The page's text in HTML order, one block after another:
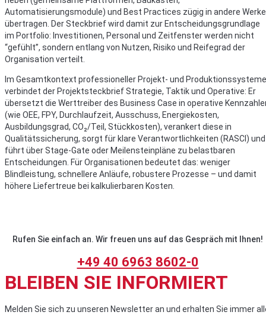
Automatisierungsmodule) und Best Practices zügig in andere Werke
übertragen. Der Steckbrief wird damit zur Entscheidungsgrundlage
im Portfolio: Investitionen, Personal und Zeitfenster werden nicht
“gefühlt”, sondern entlang von Nutzen, Risiko und Reifegrad der
Organisation verteilt.
Im Gesamtkontext professioneller Projekt- und Produktionssysteme
verbindet der Projektsteckbrief Strategie, Taktik und Operative: Er
übersetzt die Werttreiber des Business Case in operative
(wie OEE, FPY, Durchlaufzeit, Ausschuss, Energiekosten,
Ausbildungsgrad, CO₂/Teil, Stückkosten), verankert diese in
Qualitätssicherung, sorgt für klare Verantwortlichkeiten (RASCI) und
führt über Stage-Gate oder Meilensteinpläne zu belastbaren
Entscheidungen. Für Organisationen bedeutet das: weniger
Blindleistung, schnellere Anläufe, robustere Prozesse – und damit
höhere Liefertreue bei kalkulierbaren Kosten.
Rufen Sie einfach an. Wir freuen uns auf das Gespräch mit Ihnen!
+49 40 6963 8602-0
BLEIBEN SIE INFORMIERT
Melden Sie sich zu unseren Newsletter an und erhalten Sie immer